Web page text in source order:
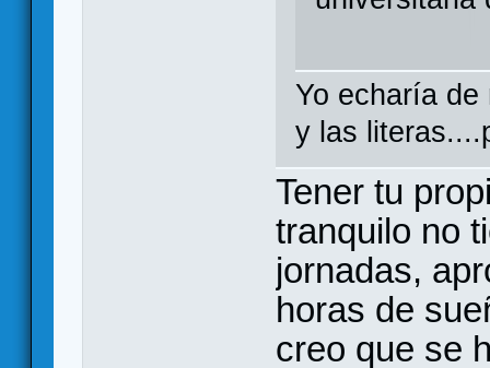
Yo echaría de
y las
Tener tu
tranquilo no
jornadas,
horas de
creo que se